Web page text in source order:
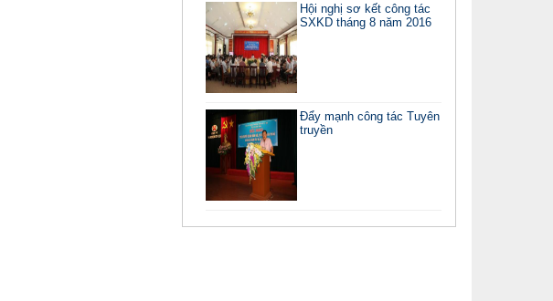
Hội nghị sơ kết công tác
SXKD tháng 8 năm 2016
Đẩy mạnh công tác Tuyên
truyền